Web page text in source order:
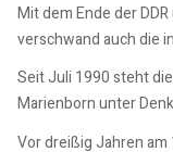
Mit dem Ende der
verschwand auch die
Seit Juli 1990 steht
Marienborn unter
Vor dreißig Jahren